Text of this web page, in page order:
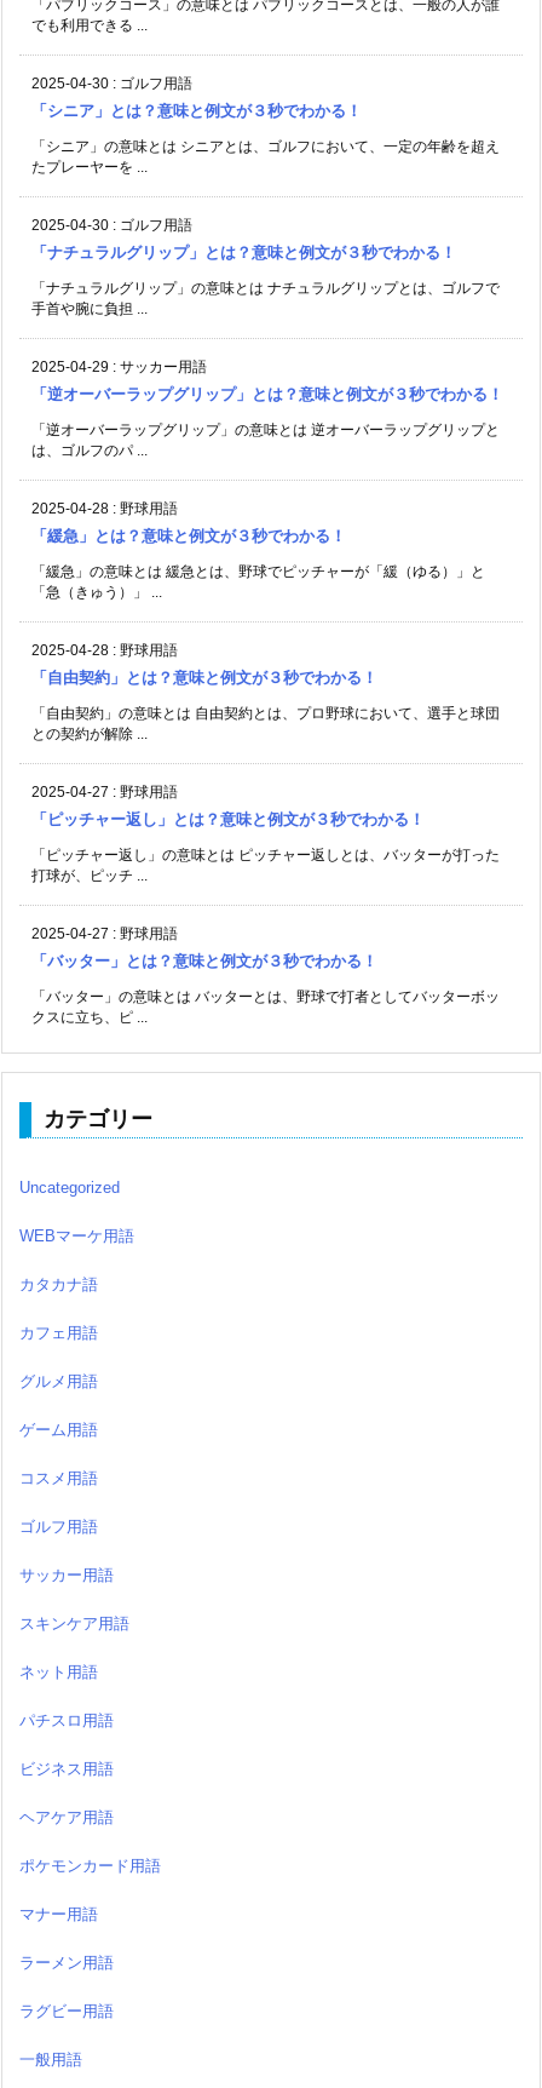
「パブリックコース」の意味とは パブリックコースとは、一般の人が誰
でも利用できる ...
2025-04-30 : ゴルフ用語
「シニア」とは？意味と例文が３秒でわかる！
「シニア」の意味とは シニアとは、ゴルフにおいて、一定の年齢を超え
たプレーヤーを ...
2025-04-30 : ゴルフ用語
「ナチュラルグリップ」とは？意味と例文が３秒でわかる！
「ナチュラルグリップ」の意味とは ナチュラルグリップとは、ゴルフで
手首や腕に負担 ...
2025-04-29 : サッカー用語
「逆オーバーラップグリップ」とは？意味と例文が３秒でわかる！
「逆オーバーラップグリップ」の意味とは 逆オーバーラップグリップと
は、ゴルフのパ ...
2025-04-28 : 野球用語
「緩急」とは？意味と例文が３秒でわかる！
「緩急」の意味とは 緩急とは、野球でピッチャーが「緩（ゆる）」と
「急（きゅう）」 ...
2025-04-28 : 野球用語
「自由契約」とは？意味と例文が３秒でわかる！
「自由契約」の意味とは 自由契約とは、プロ野球において、選手と球団
との契約が解除 ...
2025-04-27 : 野球用語
「ピッチャー返し」とは？意味と例文が３秒でわかる！
「ピッチャー返し」の意味とは ピッチャー返しとは、バッターが打った
打球が、ピッチ ...
2025-04-27 : 野球用語
「バッター」とは？意味と例文が３秒でわかる！
「バッター」の意味とは バッターとは、野球で打者としてバッターボッ
クスに立ち、ピ ...
カテゴリー
Uncategorized
WEBマーケ用語
カタカナ語
カフェ用語
グルメ用語
ゲーム用語
コスメ用語
ゴルフ用語
サッカー用語
スキンケア用語
ネット用語
パチスロ用語
ビジネス用語
ヘアケア用語
ポケモンカード用語
マナー用語
ラーメン用語
ラグビー用語
一般用語